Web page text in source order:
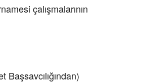
çalışmalarının